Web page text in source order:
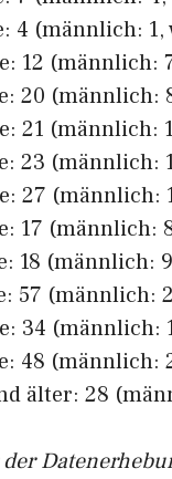
4 (männlich:
12 (männlich:
20 (männlich:
21 (männlich:
23 (männlich:
27 (männlich:
17 (männlich:
18 (männlich:
57 (männlich:
34 (männlich:
48 (männlich:
älter: 28